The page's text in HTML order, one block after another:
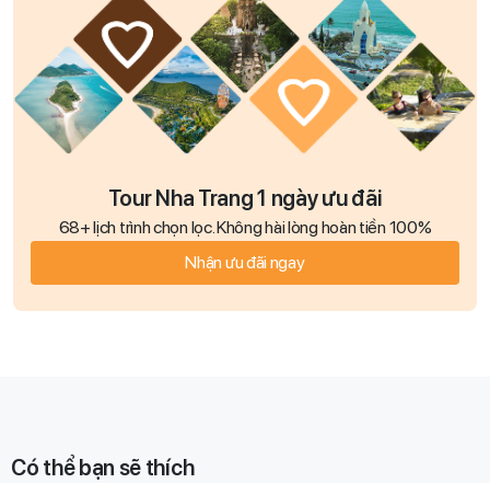
Tour Nha Trang 1 ngày ưu đãi
68+ lịch trình chọn lọc. Không hài lòng hoàn tiền 100%
Nhận ưu đãi ngay
Có thể bạn sẽ thích